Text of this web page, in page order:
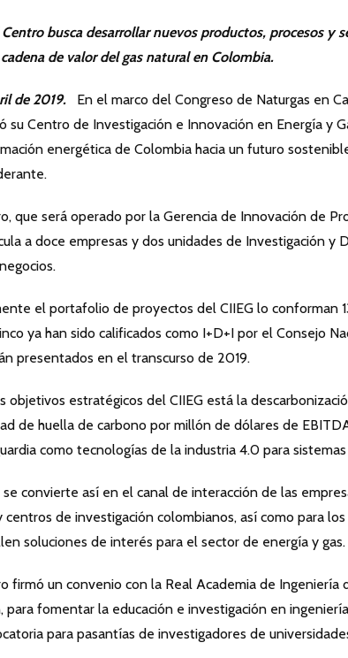
de valor del gas natural en Colombia.
de 2019. En el marco del Congreso de Naturgas en
su Centro de Investigación e Innovación en Energía y
energética de Colombia hacia un futuro
que será operado por la Gerencia de Innovación de
a doce empresas y dos unidades de Investigación y
el portafolio de proyectos del CIIEG lo conforman
ya han sido calificados como I+D+I por el Consejo
presentados en el transcurso de 2019.
objetivos estratégicos del CIIEG está la
de huella de carbono por millón de dólares de
como tecnologías de la industria 4.0 para
se convierte así en el canal de interacción de las
centros de investigación colombianos, así como para
soluciones de interés para el sector de energía y gas.
firmó un convenio con la Real Academia de Ingeniería
para fomentar la educación e investigación en
para pasantías de investigadores de